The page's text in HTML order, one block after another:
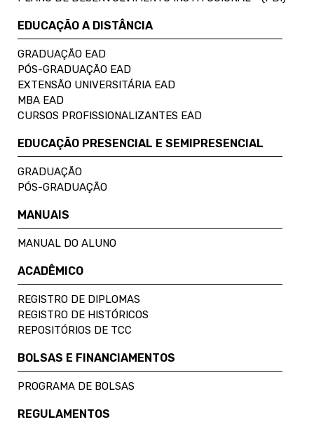
EDUCAÇÃO A DISTÂNCIA
GRADUAÇÃO EAD
PÓS-GRADUAÇÃO EAD
EXTENSÃO UNIVERSITÁRIA EAD
MBA EAD
CURSOS PROFISSIONALIZANTES EAD
EDUCAÇÃO PRESENCIAL E SEMIPRESENCIAL
GRADUAÇÃO
PÓS-GRADUAÇÃO
MANUAIS
MANUAL DO ALUNO
ACADÊMICO
REGISTRO DE DIPLOMAS
REGISTRO DE HISTÓRICOS
REPOSITÓRIOS DE TCC
BOLSAS E FINANCIAMENTOS
PROGRAMA DE BOLSAS
REGULAMENTOS